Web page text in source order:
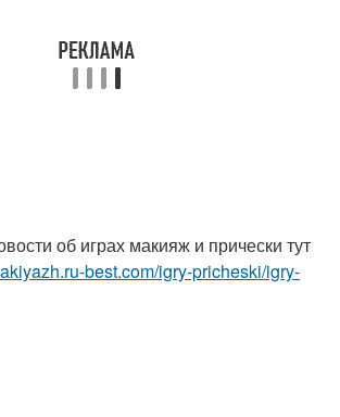
об играх макияж и прически тут
best.com/igry-pricheski/igry-